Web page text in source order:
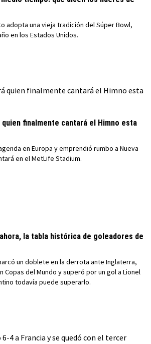
adopta una vieja tradición del Súper Bowl,
en los Estados Unidos.
finalmente cantará el Himno esta
en Europa y emprendió rumbo a Nueva
en el MetLife Stadium.
la tabla histórica de goleadores de
un doblete en la derrota ante Inglaterra,
Copas del Mundo y superó por un gol a Lionel
todavía puede superarlo.